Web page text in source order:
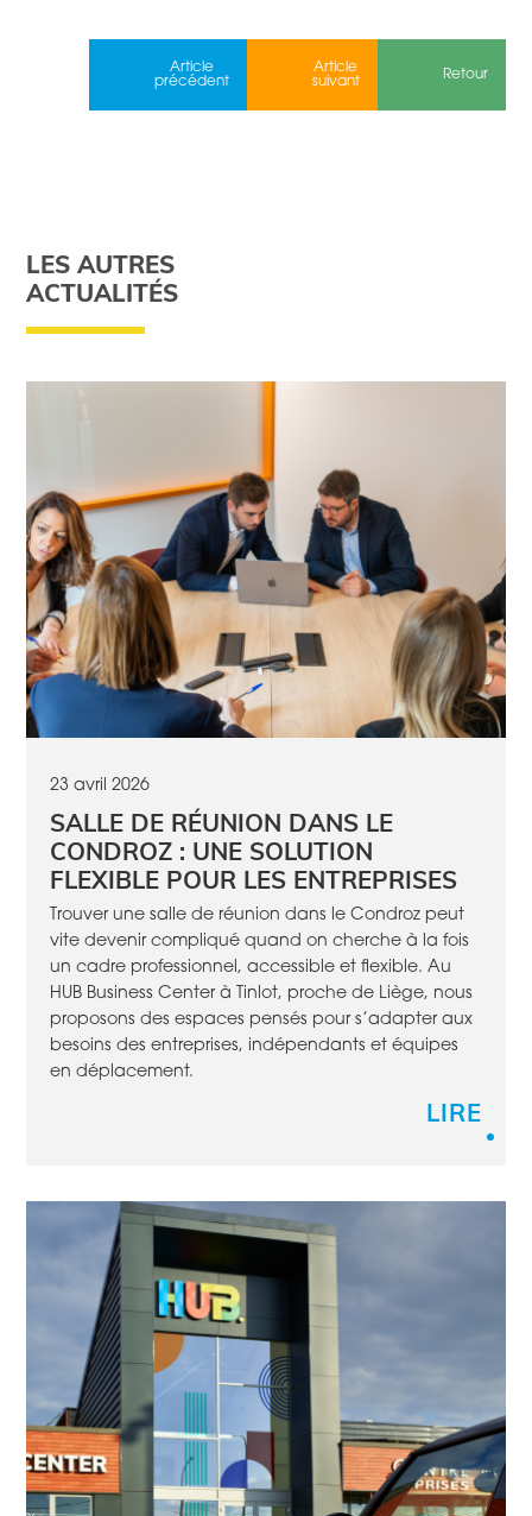
Article
précédent
Article
suivant
Retour
LES AUTRES
ACTUALITÉS
23 avril 2026
SALLE DE RÉUNION DANS LE
CONDROZ : UNE SOLUTION
FLEXIBLE POUR LES ENTREPRISES
Trouver une salle de réunion dans le Condroz peut
vite devenir compliqué quand on cherche à la fois
un cadre professionnel, accessible et flexible. Au
HUB Business Center à Tinlot, proche de Liège, nous
proposons des espaces pensés pour s’adapter aux
besoins des entreprises, indépendants et équipes
en déplacement.
LIRE